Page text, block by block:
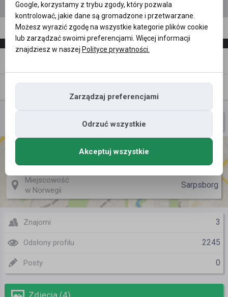
Paweł Lis, (36 l.)
Nazwa użytkownika
w Polsce
Miejscowość
w Norwegii
Sarpsborg
Znajomi 3
Odsłony profilu 2245
Posty 0
Zdjęcia (4)
Google, korzystamy z trybu zgody, który pozwala
kontrolować, jakie dane są gromadzone i przetwarzane.
Możesz wyrazić zgodę na wszystkie kategorie plików cookie
lub zarządzać swoimi preferencjami. Więcej informacji
znajdziesz w naszej Polityce prywatności.
Zarządzaj preferencjami
Odrzuć wszystkie
Akceptuj wszystkie